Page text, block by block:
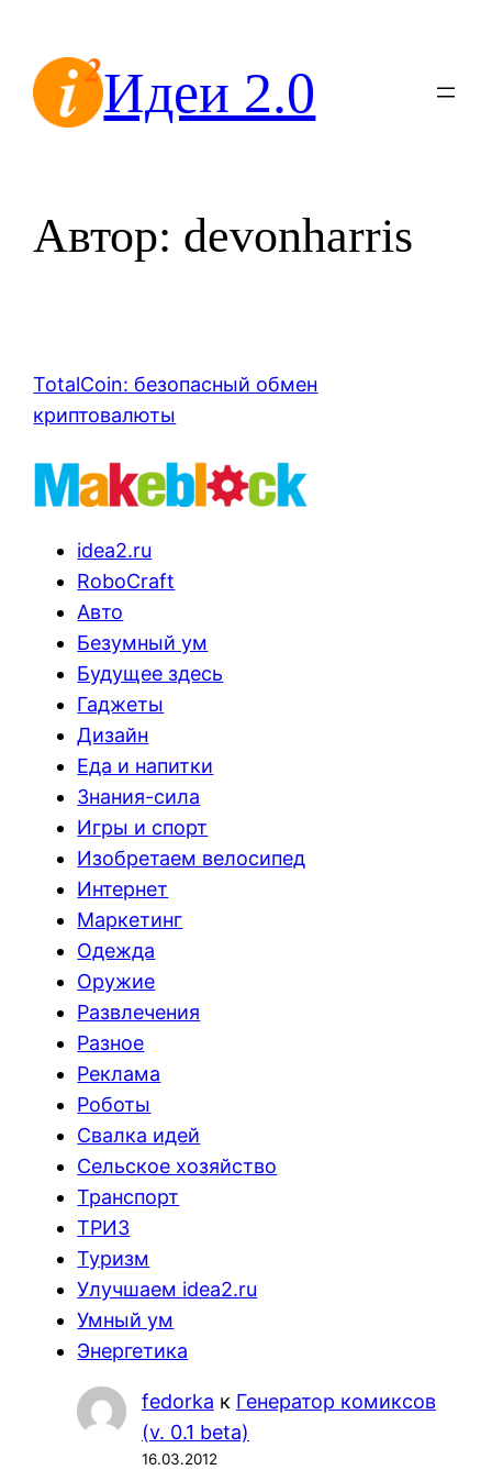
содержимомуИдеи 2.0
Автор: devonharris
TotalCoin: безопасный обмен
криптовалюты
idea2.ru
RoboCraft
Авто
Безумный ум
Будущее здесь
Гаджеты
Дизайн
Еда и напитки
Знания-сила
Игры и спорт
Изобретаем велосипед
Интернет
Маркетинг
Одежда
Оружие
Развлечения
Разное
Реклама
Роботы
Свалка идей
Сельское хозяйство
Транспорт
ТРИЗ
Туризм
Улучшаем idea2.ru
Умный ум
Энергетика
fedorka к Генератор комиксов
(v. 0.1 beta)
16.03.2012